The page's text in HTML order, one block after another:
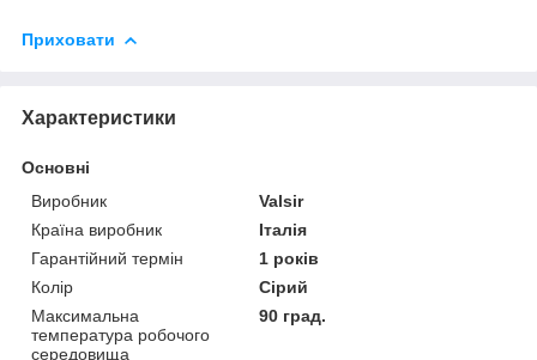
Приховати
Характеристики
Основні
Виробник
Valsir
Країна виробник
Італія
Гарантійний термін
1 років
Колір
Сірий
Максимальна
температура робочого
середовища
90 град.